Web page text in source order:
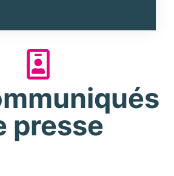
presse